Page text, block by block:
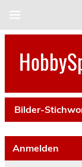
Bilder-
Anmelden